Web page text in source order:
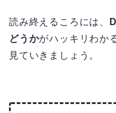
読み終えるころには、
どうかがハッキリわか
見ていきましょう。